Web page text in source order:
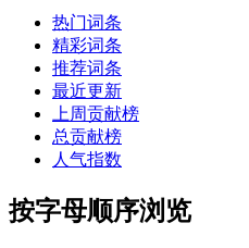
热门词条
精彩词条
推荐词条
最近更新
上周贡献榜
总贡献榜
人气指数
按字母顺序浏览